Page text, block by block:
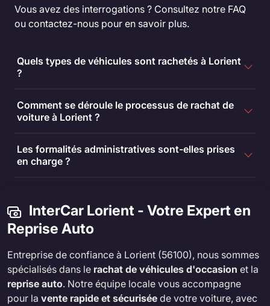
Vous avez des interrogations ? Consultez notre FAQ
ou contactez-nous pour en savoir plus.
Quels types de véhicules sont rachetés à Lorient
?
Comment se déroule le processus de rachat de
voiture à Lorient ?
Les formalités administratives sont-elles prises
en charge ?
InterCar Lorient - Votre Expert en
Reprise Auto
Entreprise de confiance à Lorient (56100), nous sommes
spécialisés dans le rachat de véhicules d'occasion et la
reprise auto. Notre équipe locale vous accompagne
pour la vente rapide et sécurisée de votre voiture, avec